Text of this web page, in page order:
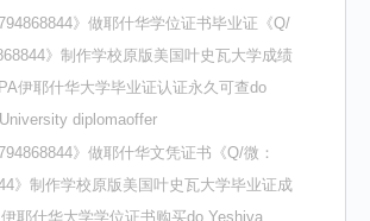
794868844》做耶什华学位证书毕业证《Q/
》制作学校原版美国叶史瓦大学成绩
伊耶什华大学毕业证认证永久可查do
diplomaoffer
》做耶什华文凭证书《Q/微：
》制作学校原版美国叶史瓦大学毕业证成
耶什华大学学位证书购买do Yeshiva